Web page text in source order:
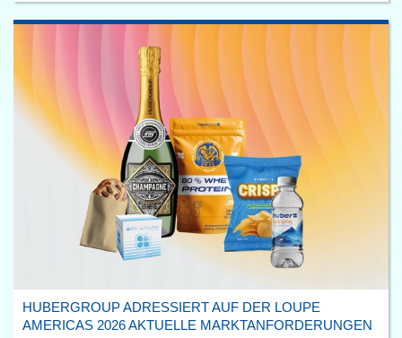
HUBERGROUP ADRESSIERT AUF DER LOUPE
AMERICAS 2026 AKTUELLE MARKTANFORDERUNGEN